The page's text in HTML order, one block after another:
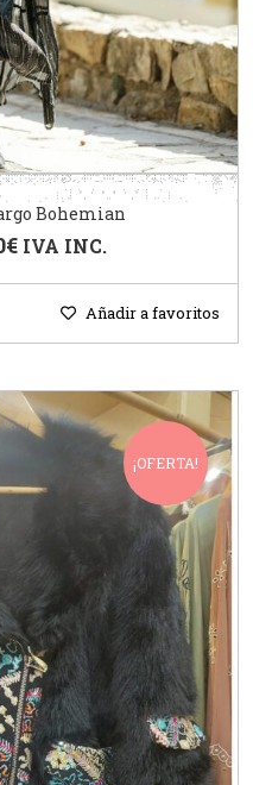
Bohemian
€ IVA INC.
Añadir a favoritos
¡OFERTA!